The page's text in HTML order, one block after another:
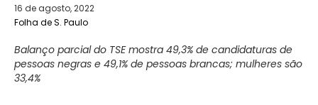
16 de agosto, 2022
Folha de S. Paulo
Balanço parcial do TSE mostra 49,3% de candidaturas de
pessoas negras e 49,1% de pessoas brancas; mulheres são
33,4%